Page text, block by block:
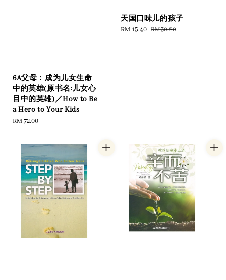
6A父母：成为儿女生命
中的英雄(原书名:儿女心
目中的英雄)／How to Be
a Hero to Your Kids
Regular
RM 72.00
天国口味儿的孩子
Sale
RM 15.40 Regular
RM 30.80